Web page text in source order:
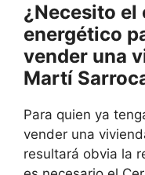
¿Necesito
energético
vender una
Martí
Para quien ya
vender una
resultará obvia la